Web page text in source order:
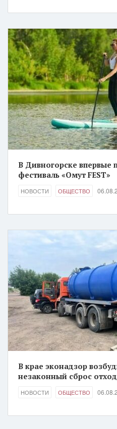
В Дивногорске впервые
фестиваль «Омут FEST»
НОВОСТИ ОБЩЕСТВО
В крае эконадзор
незаконный сброс
НОВОСТИ ОБЩЕСТВО